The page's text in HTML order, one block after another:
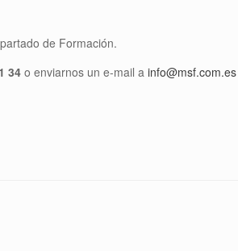
de Formación.
34 o enviarnos un e-mail a info@msf.com.es